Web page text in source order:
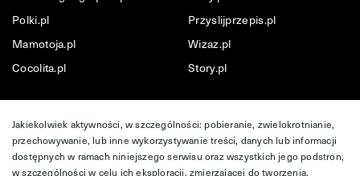
Polki.pl
Przyslijprzepis.pl
Mamotoja.pl
Wizaz.pl
Cocolita.pl
Story.pl
Jakiekolwiek aktywności, w szczególności: pobieranie, zwielokrotnianie,
przechowywanie, lub inne wykorzystywanie treści, danych lub informacji
dostępnych w ramach niniejszego serwisu oraz wszystkich jego podstron,
w szczególności w celu ich eksploracji, zmierzającej do tworzenia,